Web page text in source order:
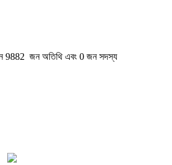
9882 জন অতিথি এবং 0 জন সদস্য